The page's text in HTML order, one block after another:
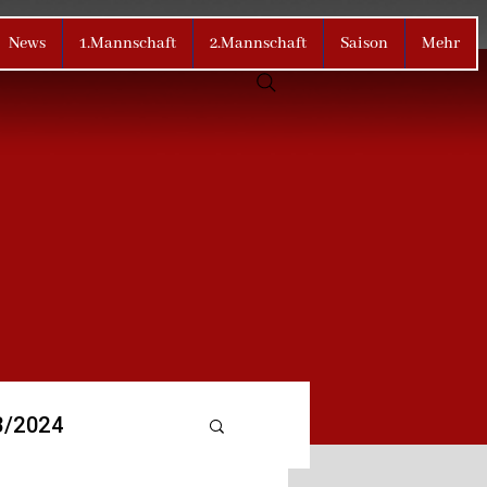
News 1.Mannschaft 2.Mannschaft Saison Mehr
2024